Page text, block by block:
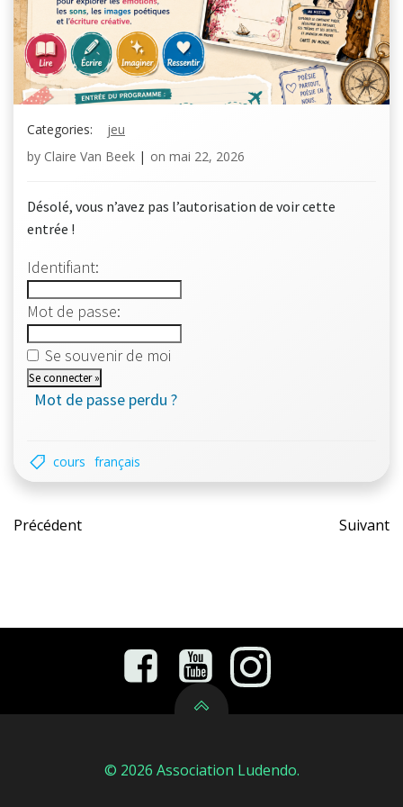
Categories:
jeu
by Claire Van Beek | on mai 22, 2026
Désolé, vous n’avez pas l’autorisation de voir cette
entrée !
Identifiant:
Mot de passe:
Se souvenir de moi
Mot de passe perdu ?
cours français
Post
Précédent Suivant
© 2026 Association Ludendo.